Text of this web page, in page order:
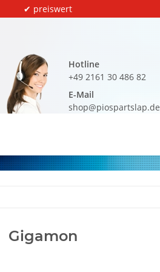
✔ preiswert
Hotline
+49 2161 30 486 82
E-Mail
shop@piospartslap.de
Gigamon